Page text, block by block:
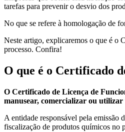
tarefas para prevenir o desvio dos
No que se refere à homologação de
Neste artigo, explicaremos o que é o
processo. Confira!
O que é o Certificado
O Certificado de Licença de
manusear, comercializar ou utilizar
A entidade responsável pela emissão
fiscalização de produtos químicos no